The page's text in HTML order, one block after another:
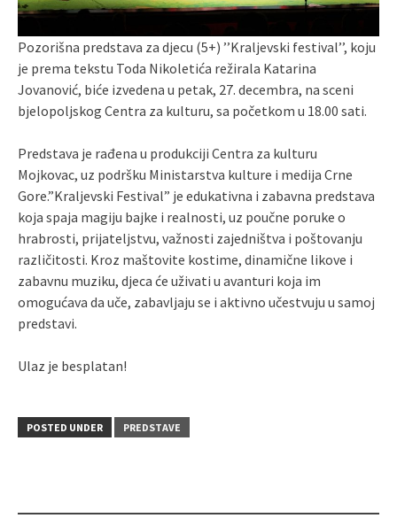
Pozorišna predstava za djecu (5+) ’’Kraljevski festival’’, koju
je prema tekstu Toda Nikoletića režirala Katarina
Jovanović, biće izvedena u petak, 27. decembra, na sceni
bjelopoljskog Centra za kulturu, sa početkom u 18.00 sati.
Predstava je rađena u produkciji Centra za kulturu
Mojkovac, uz podršku Ministarstva kulture i medija Crne
Gore.”Kraljevski Festival” je edukativna i zabavna predstava
koja spaja magiju bajke i realnosti, uz poučne poruke o
hrabrosti, prijateljstvu, važnosti zajedništva i poštovanju
različitosti. Kroz maštovite kostime, dinamične likove i
zabavnu muziku, djeca će uživati u avanturi koja im
omogućava da uče, zabavljaju se i aktivno učestvuju u samoj
predstavi.
Ulaz je besplatan!
POSTED UNDER PREDSTAVE